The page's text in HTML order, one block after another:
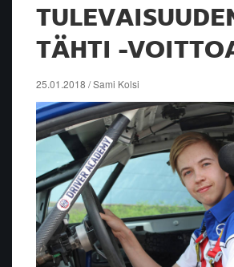
TÄHTI -
25.01.2018 / Sami Kolsi